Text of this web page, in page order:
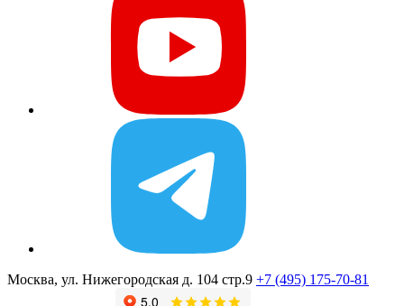
Москва, ул. Нижегородская д. 104 стр.9 +7 (495) 175-70-81